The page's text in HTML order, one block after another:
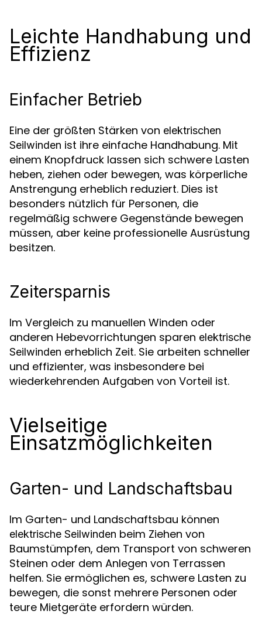
Leichte Handhabung und
Effizienz
Einfacher Betrieb
Eine der größten Stärken von elektrischen
Seilwinden ist ihre einfache Handhabung. Mit
einem Knopfdruck lassen sich schwere Lasten
heben, ziehen oder bewegen, was körperliche
Anstrengung erheblich reduziert. Dies ist
besonders nützlich für Personen, die
regelmäßig schwere Gegenstände bewegen
müssen, aber keine professionelle Ausrüstung
besitzen.
Zeitersparnis
Im Vergleich zu manuellen Winden oder
anderen Hebevorrichtungen sparen elektrische
Seilwinden erheblich Zeit. Sie arbeiten schneller
und effizienter, was insbesondere bei
wiederkehrenden Aufgaben von Vorteil ist.
Vielseitige
Einsatzmöglichkeiten
Garten- und Landschaftsbau
Im Garten- und Landschaftsbau können
elektrische Seilwinden beim Ziehen von
Baumstümpfen, dem Transport von schweren
Steinen oder dem Anlegen von Terrassen
helfen. Sie ermöglichen es, schwere Lasten zu
bewegen, die sonst mehrere Personen oder
teure Mietgeräte erfordern würden.